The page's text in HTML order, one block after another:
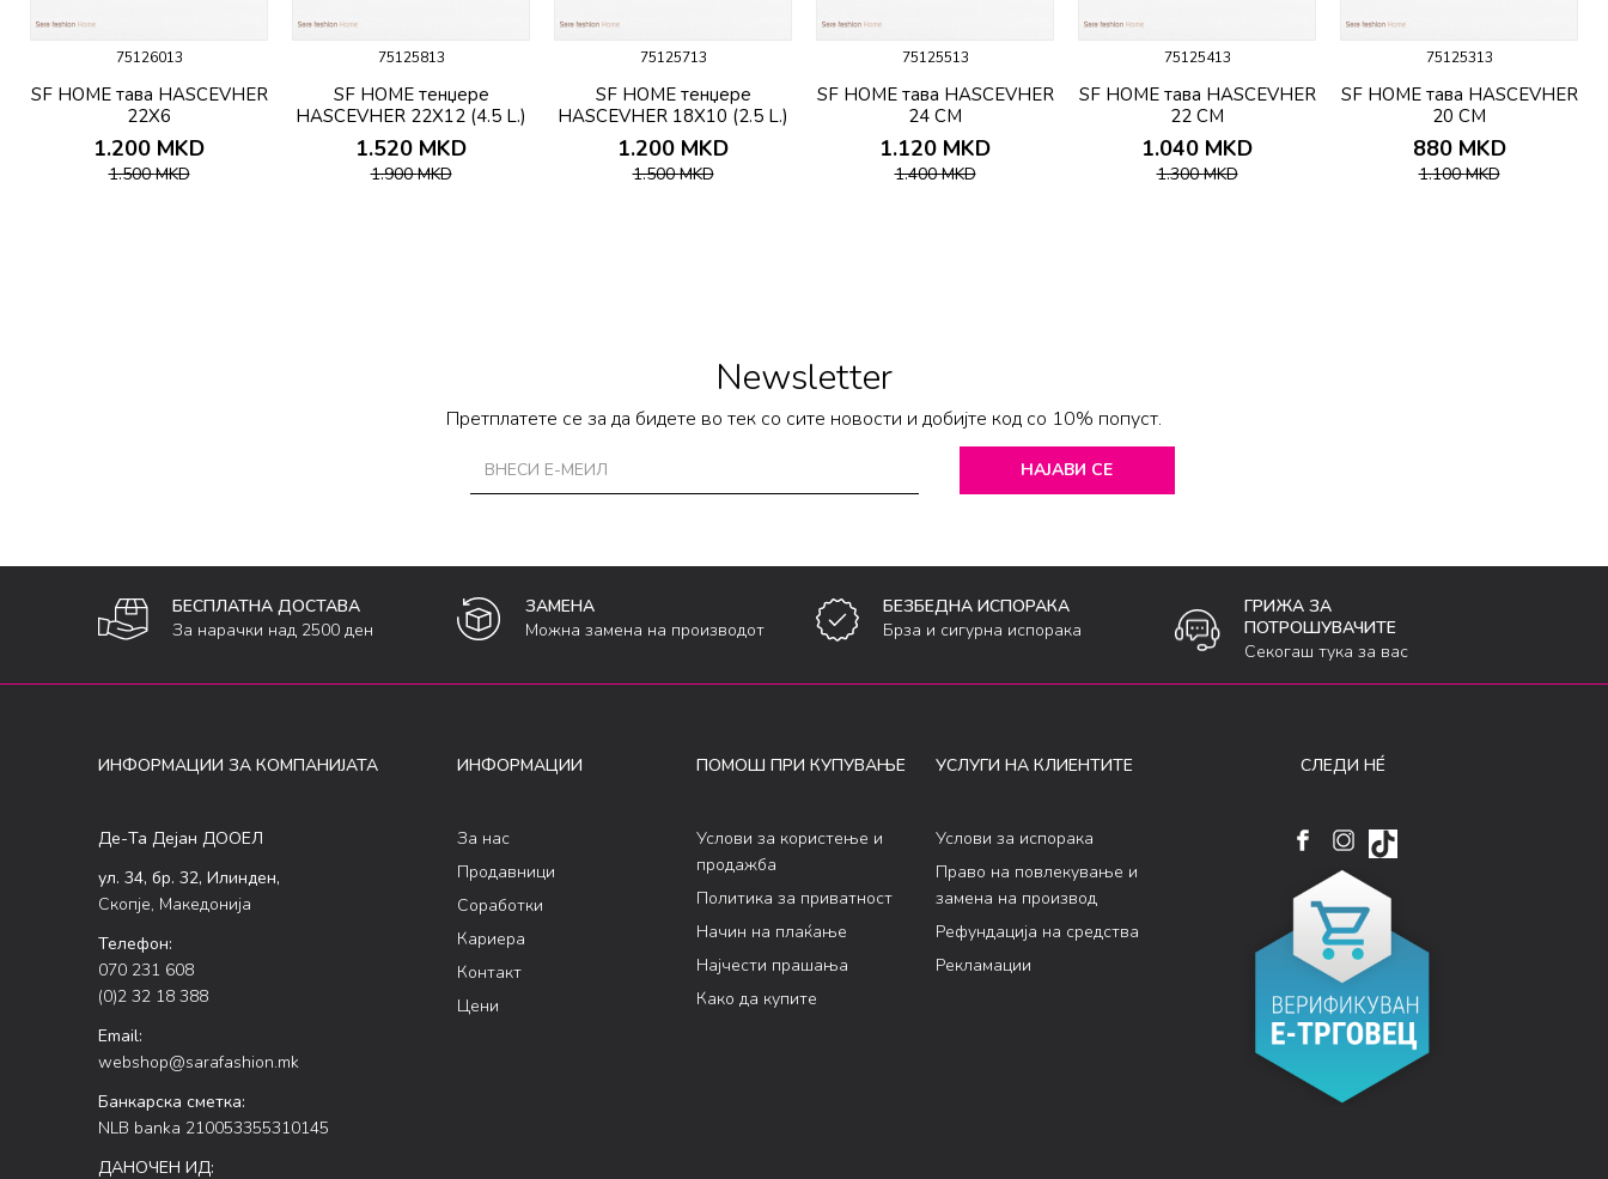
75126013
SF HOME тава HASCEVHER
22X6
1.200 MKD
1.500MKD
75125813
SF HOME тенџере
HASCEVHER 22X12 (4.5 L.)
1.520 MKD
1.900MKD
75125713
SF HOME тенџере
HASCEVHER 18X10 (2.5 L.)
1.200 MKD
1.500MKD
75125513
SF HOME тава HASCEVHER
24 CM
1.120 MKD
1.400MKD
75125413
SF HOME тава HASCEVHER
22 CM
1.040 MKD
1.300MKD
75125313
SF HOME тава HASCEVHER
20 CM
880 MKD
1.100MKD
Newsletter
Претплатете се за да бидете во тек со сите новости и добијте код со 10% попуст.
НАЈАВИ СЕ
БЕСПЛАТНА ДОСТАВА
За нарачки над 2500 ден
ЗАМЕНА
Можна замена на производот
БЕЗБЕДНА ИСПОРАКА
Брза и сигурна испорака
ГРИЖА ЗА
ПОТРОШУВАЧИТЕ
Секогаш тука за вас
ИНФОРМАЦИИ ЗА КОМПАНИЈАТА
Де-Та Дејан ДООЕЛ
ул. 34, бр. 32, Илинден,
Скопје, Македонија
Телефон:
070 231 608
(0)2 32 18 388
Email:
webshop@sarafashion.mk
Банкарска сметка:
NLB banka 210053355310145
ДАНОЧЕН ИД:
ИНФОРМАЦИИ
За нас
Продавници
Соработки
Кариера
Контакт
Цени
ПОМОШ ПРИ КУПУВАЊЕ
Услови за користење и
продажба
Политика за приватност
Начин на плаќање
Најчести прашања
Како да купите
УСЛУГИ НА КЛИЕНТИТЕ
Услови за испорака
Право на повлекување и
замена на производ
Рефундација на средства
Рекламации
СЛЕДИ НÉ